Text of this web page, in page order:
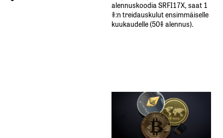
alennuskoodia​ ​SRFI17X,​ ​saat​ ​1
%:n treidauskulut​ ​ensimmäiselle​ ​
kuukaudelle​ ​(50%​ ​alennus).